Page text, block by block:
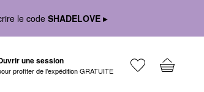
le code SHADELOVE ▸
une session
profiter de l’expédition GRATUITE